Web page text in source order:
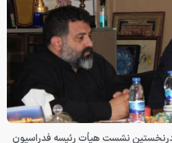
نشست هیأت رئیسه فدراسیون